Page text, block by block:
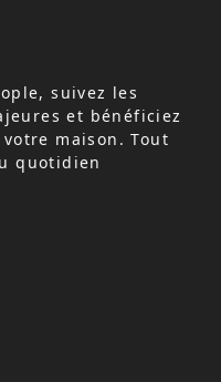
suivez les
et bénéficiez
maison. Tout
quotidien